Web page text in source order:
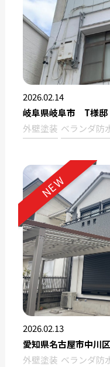
2026.02.14
岐阜県岐阜市 T様邸
外壁塗装 ベランダ防
2026.02.13
愛知県名古屋市中川
外壁塗装 ベランダ防
NEW